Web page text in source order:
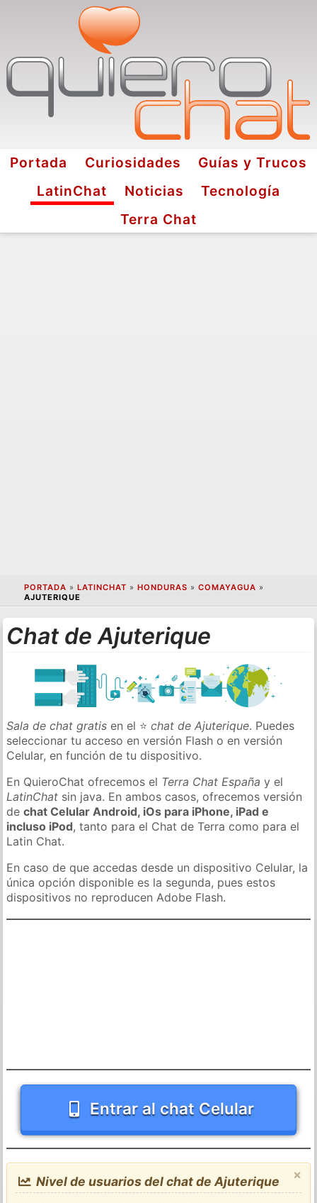
Portada Curiosidades
Guías y Trucos
LatinChat
Noticias
Tecnología
Terra Chat
PORTADA » LATINCHAT » HONDURAS » COMAYAGUA »
AJUTERIQUE
Chat de Ajuterique
Sala de chat gratis en el ⭐chat de Ajuterique. Puedes
seleccionar tu acceso en versión Flash o en versión
Celular, en función de tu dispositivo.
En QuieroChat ofrecemos el Terra Chat España y el
LatinChat sin java. En ambos casos, ofrecemos versión
dechat Celular Android, iOs para iPhone, iPad e
incluso iPod, tanto para el Chat de Terra como para el
Latin Chat.
En caso de que accedas desde un dispositivo Celular, la
única opción disponible es la segunda, pues estos
dispositivos no reproducen Adobe Flash.
Entrar al chat Celular
×
Nivel de usuarios del chat de Ajuterique